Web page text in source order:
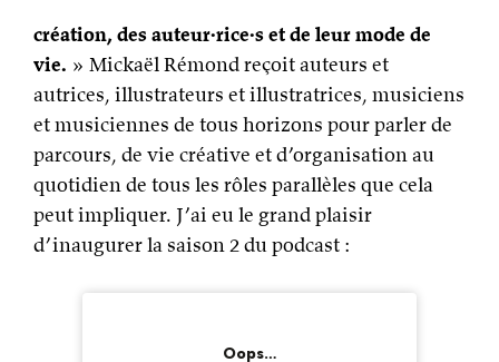
création, des auteur·rice·s et de leur mode de
vie. » Mickaël Rémond reçoit auteurs et
autrices, illustrateurs et illustratrices, musiciens
et musiciennes de tous horizons pour parler de
parcours, de vie créative et d’organisation au
quotidien de tous les rôles parallèles que cela
peut impliquer. J’ai eu le grand plaisir
d’inaugurer la saison 2 du podcast :